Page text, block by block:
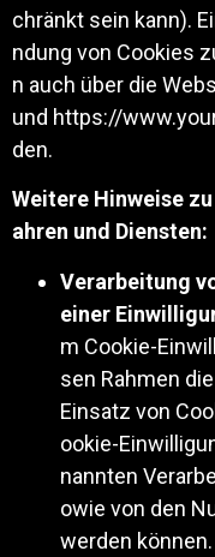
chränkt sein kann).
ndung von Cookies
n auch über die
und https://
den.
Weitere Hinweise
ahren und Diensten:
Verarbeitung
einer
m Cookie-
sen Rahmen
Einsatz von
ookie-
nannten
owie von den
werden